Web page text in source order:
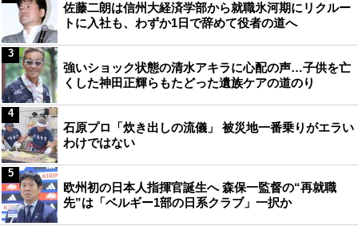
佐藤二朗は信州大経済学部から就職氷河期にリクルー
トに入社も、わずか1日で辞めて役者の道へ
強いショック状態の清水アキラに心配の声…子供を亡
くした神田正輝らもたどった遺族ケアの道のり
3
石原プロ「炊き出しの流儀」 被災地一番乗りがエラい
わけではない
4
欧州初の日本人指揮官誕生へ 森保一監督の“再就職
先”は「ベルギー1部の日系クラブ」一択か
5